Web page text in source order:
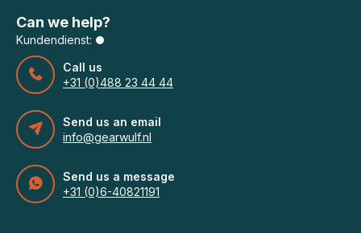
Can we help?
Kundendienst:
Call us
+31 (0)488 23 44 44
Send us an email
info@gearwulf.nl
Send us a message
+31 (0)6-40821191